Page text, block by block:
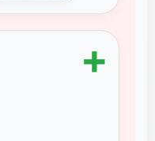
➕